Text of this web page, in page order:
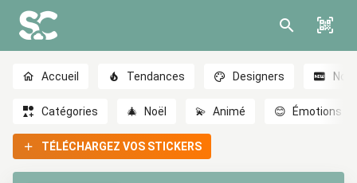
Accueil Tendances Designers
Catégories 🎄 Noël 💫 Animé 😊 Émotions
TÉLÉCHARGEZ VOS STICKERS